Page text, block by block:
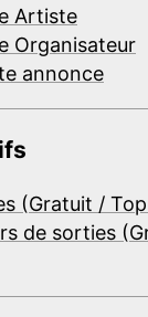
Artiste
Organisateur
annonce
(Gratuit /
de sorties